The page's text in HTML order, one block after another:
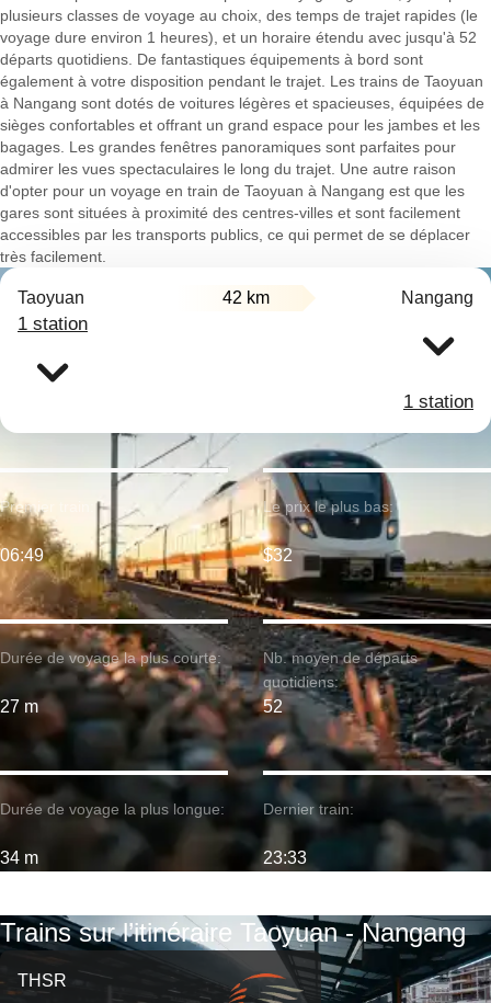
plusieurs classes de voyage au choix, des temps de trajet rapides (le
voyage dure environ 1 heures), et un horaire étendu avec jusqu'à 52
départs quotidiens. De fantastiques équipements à bord sont
également à votre disposition pendant le trajet. Les trains de Taoyuan
à Nangang sont dotés de voitures légères et spacieuses, équipées de
sièges confortables et offrant un grand espace pour les jambes et les
bagages. Les grandes fenêtres panoramiques sont parfaites pour
admirer les vues spectaculaires le long du trajet. Une autre raison
d'opter pour un voyage en train de Taoyuan à Nangang est que les
gares sont situées à proximité des centres-villes et sont facilement
accessibles par les transports publics, ce qui permet de se déplacer
très facilement.
Taoyuan 42 km Nangang
1 station
1 station
Durée de voyage la plus courte:
27 m
Premier train:
06:49
Durée de voyage la plus longue:
34 m
Le prix le plus bas:
$32
Nb. moyen de départs
quotidiens:
52
Dernier train:
23:33
Trains sur l’itinéraire Taoyuan - Nangang
THSR